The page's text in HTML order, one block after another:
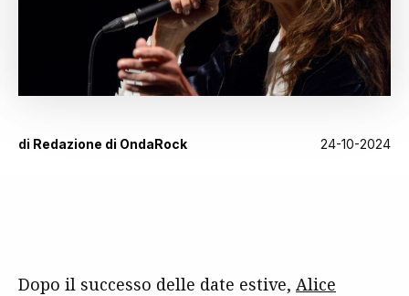
di Redazione di OndaRock 24-10-2024
Dopo il successo delle date estive, Alice